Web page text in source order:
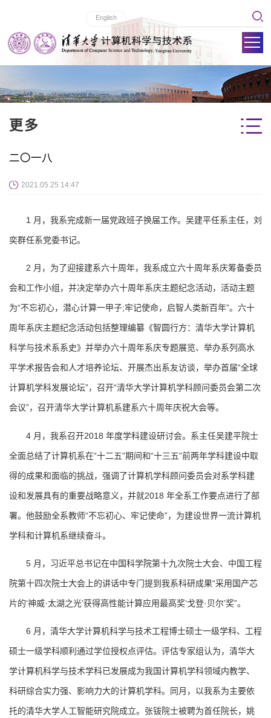
English
二〇一八
2021.05.25 14:47
1 月，我系完成新一届党政班子换届工作。吴建平任系主任，刘
奕群任系党委书记。
2 月，为了迎接建系六十周年，我系成立六十周年系庆筹备委员
会和工作小组，并决定举办六十周年系庆主题纪念活动，活动主题
为“不忘初心，潜心计算一甲子;牢记使命，启智人类新百年”。六十
周年系庆主题纪念活动包括整理编纂《智圆行方：清华大学计算机
科学与技术系系史》并举办六十周年系庆专题展览、举办系列高水
平学术报告会和人才培养论坛、开展杰出系友访谈，举办首届“全球
计算机学科发展论坛”，召开“清华大学计算机学科顾问委员会第二次
会议”，召开清华大学计算机系建系六十周年庆祝大会等。
4 月，我系召开2018 年度学科建设研讨会。系主任吴建平院士
全面总结了计算机系在“十二五”期间和“十三五”前两年学科建设中取
得的成果和面临的挑战，强调了计算机学科顾问委员会对系学科建
设和发展具有的重要战略意义，并就2018 年全系工作要点进行了部
署。他鼓励全系教师“不忘初心、牢记使命”，为建设世界一流计算机
学科和计算机系继续奋斗。
5 月，习近平总书记在中国科学院第十九次院士大会、中国工程
院第十四次院士大会上的讲话中专门提到我系科研成果“采用国产芯
片的‘神威·太湖之光’获得高性能计算应用最高奖‘戈登·贝尔’奖”。
6 月，清华大学计算机科学与技术工程博士硕士一级学科、工程
硕士一级学科顺利通过学位授权点评估。评估专家组认为，清华大
学计算机科学与技术学科已发展成为我国计算机学科领域内教学、
科研综合实力强、影响力大的计算机学科。同月，以我系为主要依
托的清华大学人工智能研究院成立。张钹院士被聘为首任院长，姚
更多